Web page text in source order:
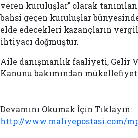
veren kuruluşlar” olarak
bahsi geçen kuruluşlar
elde edecekleri kazançların
ihtiyacı doğmuştur.
Aile danışmanlık faaliyeti, Gelir
Kanunu bakımından
Devamını Okumak İçin Tıklayın:
http://www.maliyepostasi.com/